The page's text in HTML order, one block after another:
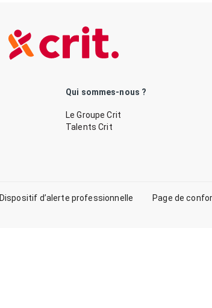
Qui sommes-nous ?
Le Groupe Crit
Talents Crit
Dispositif d’alerte professionnelle Page de